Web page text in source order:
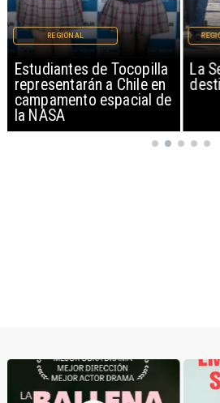
Estudiantes de Tocopilla
representarán a Chile en
campamento espacial de
la NASA
REGIONAL
La